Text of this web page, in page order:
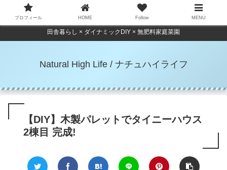
田舎暮らし × ダイナミックDIY × 無肥料家庭菜園
Natural High Life / ナチュハイライフ
【DIY】木製パレットでタイニーハウス
2棟目 完成!
プロフィール HOME Follow MENU